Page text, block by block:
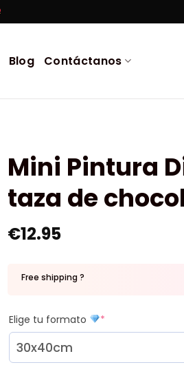
Blog Contáctanos
Mini Pintura
taza de
€12.95
Free shipping ?
Elige tu formato *